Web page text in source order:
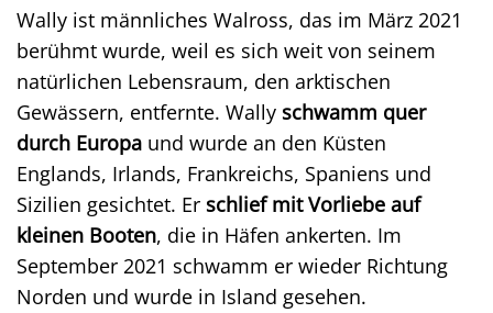
Wally ist männliches Walross, das im März 2021
berühmt wurde, weil es sich weit von seinem
natürlichen Lebensraum, den arktischen
Gewässern, entfernte. Wally schwamm quer
durch Europa und wurde an den Küsten
Englands, Irlands, Frankreichs, Spaniens und
Sizilien gesichtet. Er schlief mit Vorliebe auf
kleinen Booten, die in Häfen ankerten. Im
September 2021 schwamm er wieder Richtung
Norden und wurde in Island gesehen.